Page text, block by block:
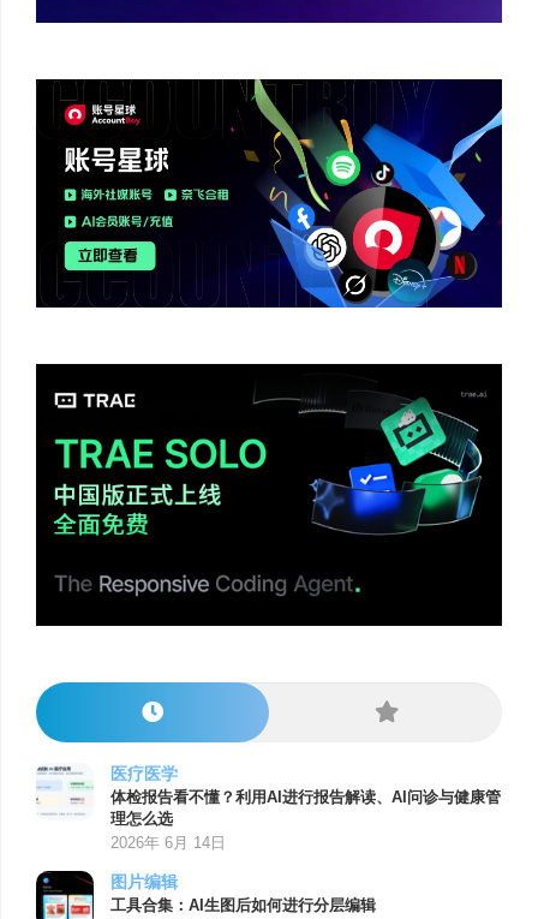
医疗医学
体检报告看不懂？利用AI进行报告解读、AI问诊与健康管
理怎么选
2026年 6月 14日
图片编辑
工具合集：AI生图后如何进行分层编辑